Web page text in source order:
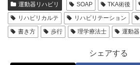
運動器リハビリ SOAP TKA術後
リハビリカルテ
リハビリテーション
書き方
歩行 理学療法士 運動器
シェアする